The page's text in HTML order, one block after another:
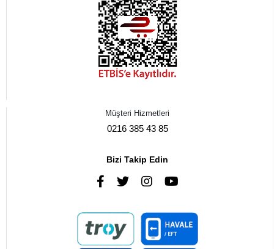
Müşteri Hizmetleri
0216 385 43 85
Bizi Takip Edin